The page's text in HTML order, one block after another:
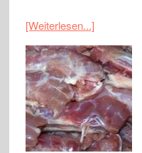
[Weiterlesen...]